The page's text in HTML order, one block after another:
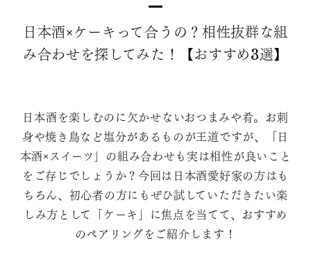
日本酒×ケーキって合うの？相性抜群な組
み合わせを探してみた！【おすすめ3選】
日本酒を楽しむのに欠かせないおつまみや肴。お刺
身や焼き鳥など塩分があるものが王道ですが、「日
本酒×スイーツ」の組み合わせも実は相性が良いこと
をご存じでしょうか？今回は日本酒愛好家の方はも
ちろん、初心者の方にもぜひ試していただきたい楽
しみ方として「ケーキ」に焦点を当てて、おすすめ
のペアリングをご紹介します！